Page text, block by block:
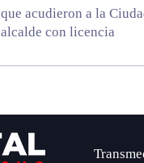
que acudieron a la
alcalde con licencia